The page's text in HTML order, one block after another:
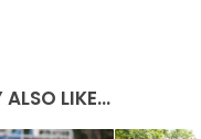
LIKE...